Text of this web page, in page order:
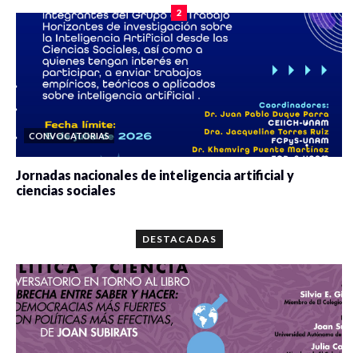
2
CONVOCATORIAS
Jornadas nacionales de inteligencia artificial y
ciencias sociales
DESTACADAS